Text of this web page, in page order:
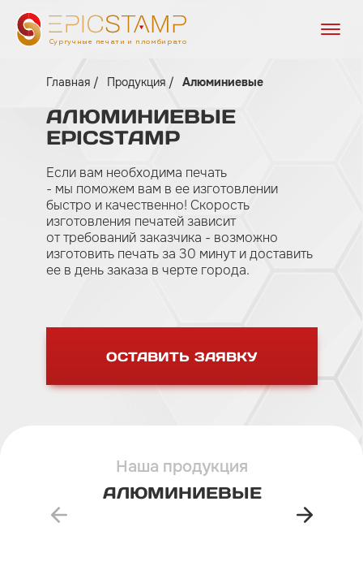
Сургучные печати и пломбираторы
Главная Продукция Алюминиевые
АЛЮМИНИЕВЫЕ
EPICSTAMP
Если вам необходима печать
- мы поможем вам в ее изготовлении
быстро и качественно! Скорость
изготовления печатей зависит
от требований заказчика - возможно
изготовить печать за 30 минут и доставить
ее в день заказа в черте города.
ОСТАВИТЬ ЗАЯВКУ
Наша продукция
АЛЮМИНИЕВЫЕ